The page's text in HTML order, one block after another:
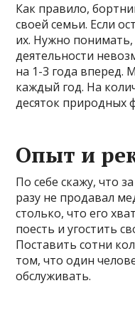
Как правило,
своей семьи. Если
их. Нужно
деятельности
на 1-3 года вперед.
каждый год. На
десяток природных
Опыт и
По себе скажу, что
разу не продавал
столько, что его
поесть и угостить
Поставить сотни
том, что один
обслуживать.